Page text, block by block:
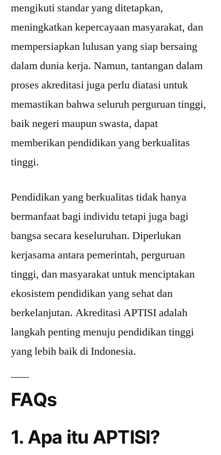
mengikuti standar yang ditetapkan,
meningkatkan kepercayaan masyarakat, dan
mempersiapkan lulusan yang siap bersaing
dalam dunia kerja. Namun, tantangan dalam
proses akreditasi juga perlu diatasi untuk
memastikan bahwa seluruh perguruan tinggi,
baik negeri maupun swasta, dapat
memberikan pendidikan yang berkualitas
tinggi.
Pendidikan yang berkualitas tidak hanya
bermanfaat bagi individu tetapi juga bagi
bangsa secara keseluruhan. Diperlukan
kerjasama antara pemerintah, perguruan
tinggi, dan masyarakat untuk menciptakan
ekosistem pendidikan yang sehat dan
berkelanjutan. Akreditasi APTISI adalah
langkah penting menuju pendidikan tinggi
yang lebih baik di Indonesia.
FAQs
1. Apa itu APTISI?